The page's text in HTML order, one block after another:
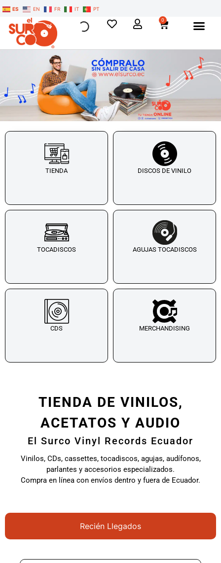
ES EN FR IT PT
0
TIENDA DISCOS DE VINILO
TOCADISCOS AGUJAS TOCADISCOS
CDS MERCHANDISING
TIENDA DE VINILOS,
ACETATOS Y AUDIO
El Surco Vinyl Records Ecuador
Vinilos, CDs, cassettes, tocadiscos, agujas, audífonos,
parlantes y accesorios especializados.
Compra en línea con envíos dentro y fuera de Ecuador.
Recién Llegados